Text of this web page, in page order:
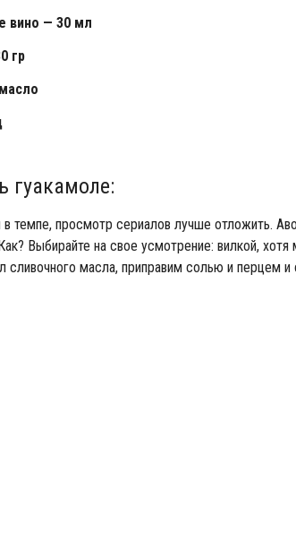
вино — 30 мл
гр
гуакамоле:
в темпе, просмотр сериалов лучше отложить.
Выбирайте на свое усмотрение: вилкой,
сливочного масла, приправим солью и перцем